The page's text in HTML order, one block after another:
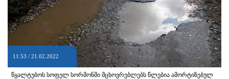
11:53 / 21.02.2022
წყალტუბოს სოფელ სორმონში მცხოვრებლებს წლებია ამორტიზებულ